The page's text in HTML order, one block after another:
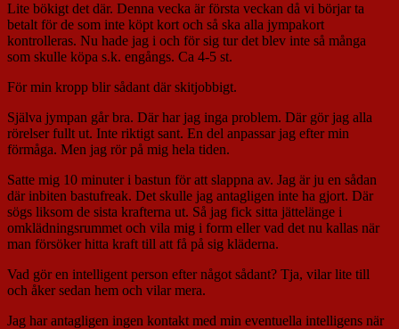
Lite bökigt det där. Denna vecka är första veckan då vi börjar ta
betalt för de som inte köpt kort och så ska alla jympakort
kontrolleras. Nu hade jag i och för sig tur det blev inte så många
som skulle köpa s.k. engångs. Ca 4-5 st.
För min kropp blir sådant där skitjobbigt.
Själva jympan går bra. Där har jag inga problem. Där gör jag alla
rörelser fullt ut. Inte riktigt sant. En del anpassar jag efter min
förmåga. Men jag rör på mig hela tiden.
Satte mig 10 minuter i bastun för att slappna av. Jag är ju en sådan
där inbiten bastufreak. Det skulle jag antagligen inte ha gjort. Där
sögs liksom de sista krafterna ut. Så jag fick sitta jättelänge i
omklädningsrummet och vila mig i form eller vad det nu kallas när
man försöker hitta kraft till att få på sig kläderna.
Vad gör en intelligent person efter något sådant? Tja, vilar lite till
och åker sedan hem och vilar mera.
Jag har antagligen ingen kontakt med min eventuella intelligens när